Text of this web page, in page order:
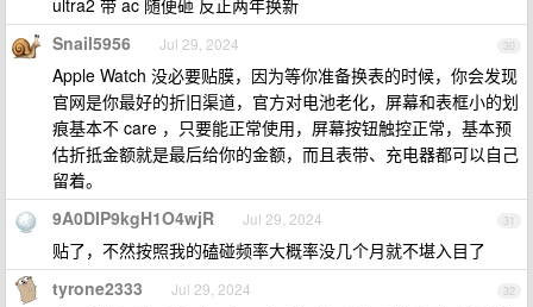
ultra2 带 ac 随便砸 反正两年换新
30
Snail5956 Jul 29, 2024
Apple Watch 没必要贴膜，因为等你准备换表的时候，你会发现
官网是你最好的折旧渠道，官方对电池老化，屏幕和表框小的划
痕基本不 care ，只要能正常使用，屏幕按钮触控正常，基本预
估折抵金额就是最后给你的金额，而且表带、充电器都可以自己
留着。
31
9A0DIP9kgH1O4wjR Jul 29, 2024
贴了，不然按照我的磕碰频率大概率没几个月就不堪入目了
32
tyrone2333 Jul 29, 2024